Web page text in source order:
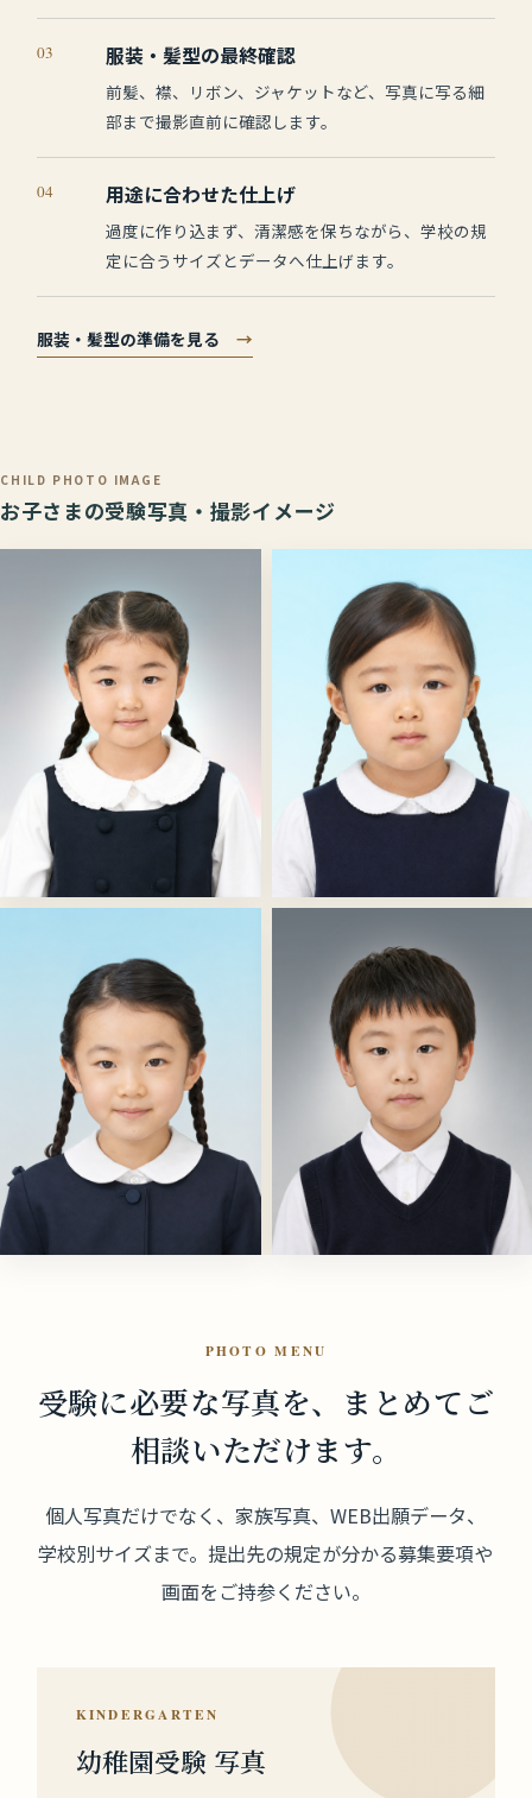
03 服装・髪型の最終確認
前髪、襟、リボン、ジャケットなど、写真に写る細
部まで撮影直前に確認します。
04 用途に合わせた仕上げ
過度に作り込まず、清潔感を保ちながら、学校の規
定に合うサイズとデータへ仕上げます。
服装・髪型の準備を見る →
CHILD PHOTO IMAGE
お子さまの受験写真・撮影イメージ
PHOTO MENU
受験に必要な写真を、 まとめてご
相談いただけます。
個人写真だけでなく、家族写真、WEB出願データ、
学校別サイズまで。提出先の規定が分かる募集要項や
画面をご持参ください。
KINDERGARTEN
幼稚園受験 写真